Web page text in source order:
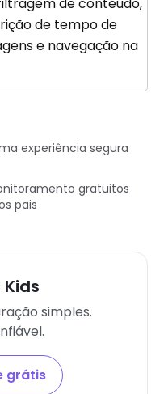
de conteúdo,
de tempo de
e navegação na
experiência segura
gratuitos
pais
simples.
grátis